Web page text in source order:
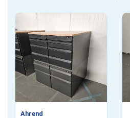
Ahrend